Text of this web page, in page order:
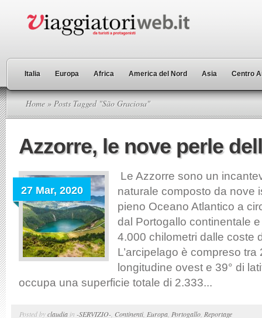
Italia Europa Africa America del Nord Asia Centro
Home » Posts Tagged "São Graciosa"
Azzorre, le nove perle
27 Mar, 2020
Le Azzorre sono un
naturale composto da nove
pieno Oceano Atlantico a
dal Portogallo continentale
4.000 chilometri dalle coste
L’arcipelago è compreso tra
longitudine ovest e 39° di
occupa una superficie totale di 2.333...
Posted byclaudia in -SERVIZIO- Continenti, Europa Portogallo Reportage